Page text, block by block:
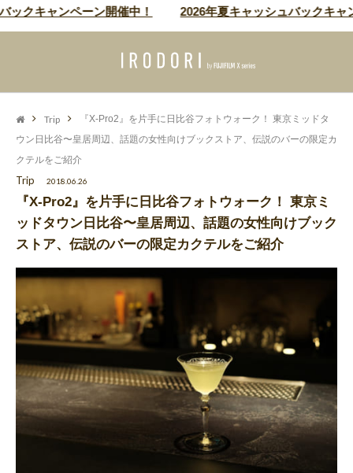
ャンペーン開催中！ 2026年夏キャッシュバックキャンペー
Trip
『X-Pro2』を片手に日比谷フォトウォーク！ 東京ミッドタ
ウン日比谷〜皇居周辺、話題の女性向けブックストア、伝説のバーの限定カ
クテルをご紹介
Trip 2018.06.26
『X-Pro2』を片手に日比谷フォトウォーク！ 東京ミ
ッドタウン日比谷〜皇居周辺、話題の女性向けブック
ストア、伝説のバーの限定カクテルをご紹介